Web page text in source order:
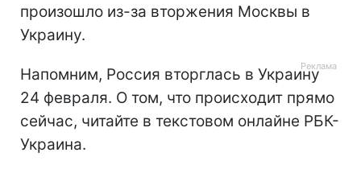
произошло из-за вторжения Москвы в
Украину.
Напомним, Россия вторглась в Украину
24 февраля. О том, что происходит прямо
сейчас, читайте в текстовом онлайне РБК-
Украина.